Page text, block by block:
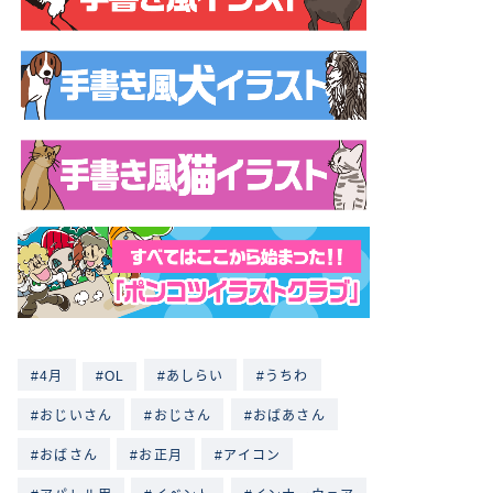
4月 OL あしらい うちわ
おじいさん おじさん おばあさん
おばさん お正月 アイコン